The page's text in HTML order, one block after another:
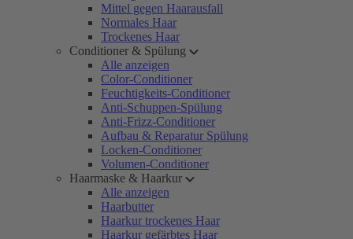
Mittel gegen Haarausfall
Normales Haar
Trockenes Haar
Conditioner & Spülung
Alle anzeigen
Color-Conditioner
Feuchtigkeits-Conditioner
Anti-Schuppen-Spülung
Anti-Frizz-Conditioner
Aufbau & Reparatur Spülung
Locken-Conditioner
Volumen-Conditioner
Haarmaske & Haarkur
Alle anzeigen
Haarbutter
Haarkur trockenes Haar
Haarkur gefärbtes Haar